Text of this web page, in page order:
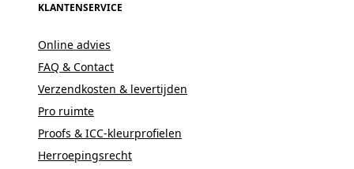
KLANTENSERVICE
Online advies
FAQ & Contact
Verzendkosten & levertijden
Pro ruimte
Proofs & ICC-kleurprofielen
Herroepingsrecht